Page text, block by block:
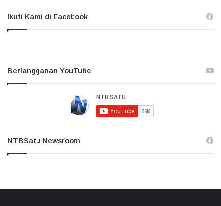
Ikuti Kami di Facebook
Berlangganan YouTube
NTBSatu Newsroom